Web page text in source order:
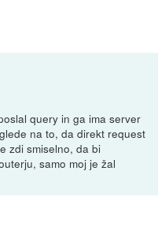
query in ga ima server
na to, da direkt request
zdi smiselno, da bi
samo moj je žal